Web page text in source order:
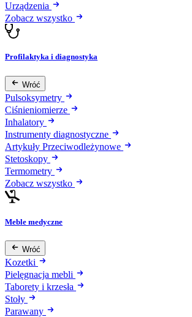
Urządzenia
Zobacz wszystko
Profilaktyka i diagnostyka
Wróć
Pulsoksymetry
Ciśnieniomierze
Inhalatory
Instrumenty diagnostyczne
Artykuły Przeciwodleżynowe
Stetoskopy
Termometry
Zobacz wszystko
Meble medyczne
Wróć
Kozetki
Pielęgnacja mebli
Taborety i krzesła
Stoły
Parawany